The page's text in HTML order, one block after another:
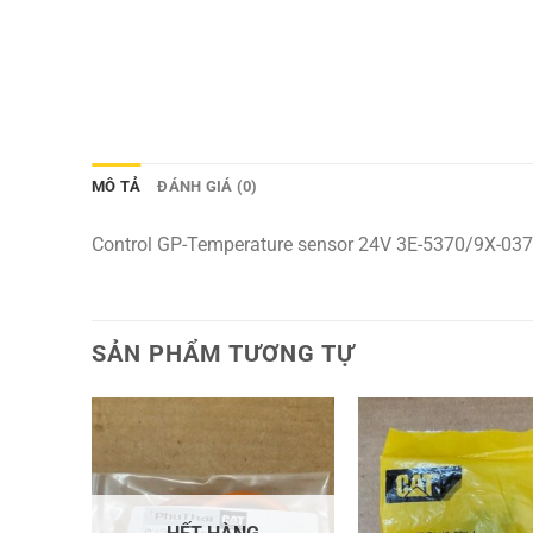
MÔ TẢ ĐÁNH GIÁ (0)
Control GP-Temperature sensor 24V 3E-5370/9X-
SẢN PHẨM TƯƠNG TỰ